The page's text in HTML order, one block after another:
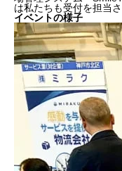
は私たちも受付を担当
イベントの様子